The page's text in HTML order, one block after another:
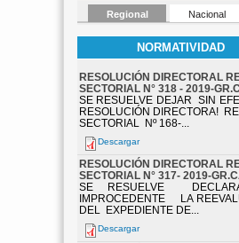
Regional Nacional
NORMATIVIDAD
RESOLUCIÓN DIRECTORAL
SECTORIAL N° 318 - 2019-
SE RESUELVE DEJAR SIN
RESOLUCIÓN DIRECTORA!
SECTORIAL Nº 168-...
Descargar
RESOLUCIÓN DIRECTORAL
SECTORIAL N° 317- 2019-
SE RESUELVE
IMPROCEDENTE LA
DEL EXPEDIENTE DE...
Descargar